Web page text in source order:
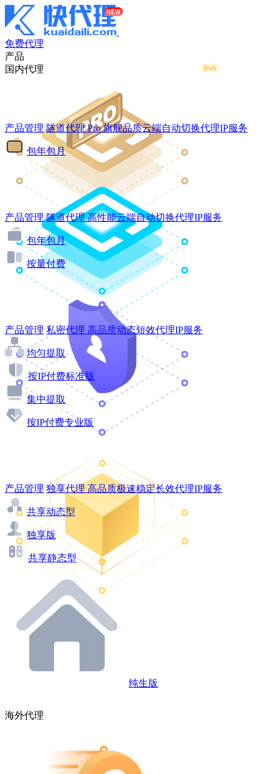
免费代理
产品
国内代理
产品管理 隧道代理Pro 旗舰品质云端自动切换代理IP服务
包年包月
产品管理 隧道代理 高性能云端自动切换代理IP服务
包年包月
按量付费
产品管理 私密代理 高品质动态短效代理IP服务
均匀提取
按IP付费标准版
集中提取
按IP付费专业版
产品管理 独享代理 高品质极速稳定长效代理IP服务
共享动态型
独享版
共享静态型
纯生版
海外代理